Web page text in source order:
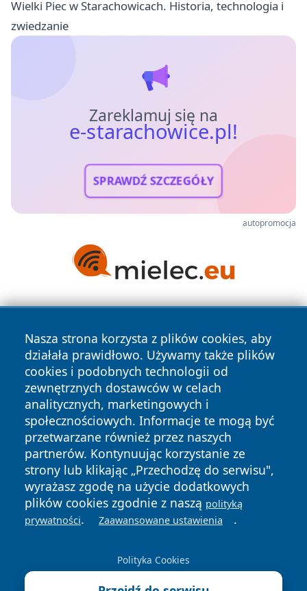
Wielki Piec w Starachowicach. Historia, technologia i
zwiedzanie
Zareklamuj się na
e-starachowice.pl!
SPRAWDŹ SZCZEGÓŁY
autopromocja
Nasza strona korzysta z plików cookies, aby
działała prawidłowo. Używamy także plików
cookies i podobnych technologii od
zewnętrznych dostawców w celach
analitycznych, marketingowych i
społecznościowych. Informacje te mogą być
przetwarzane również przez naszych
partnerów. Kontynuując korzystanie ze
strony lub klikając „Przechodzę do serwisu",
wyrażasz zgodę na użycie dodatkowych
plików cookies zgodnie z naszą polityką
prywatności. Zaawansowane ustawienia .
Polityka Cookies
Copyright © 2026 e-starachowice.pl Wszystkie prawa
zastrzeżone.
News Autorzy
Polityka
Prywatności
Polityka
Cookies